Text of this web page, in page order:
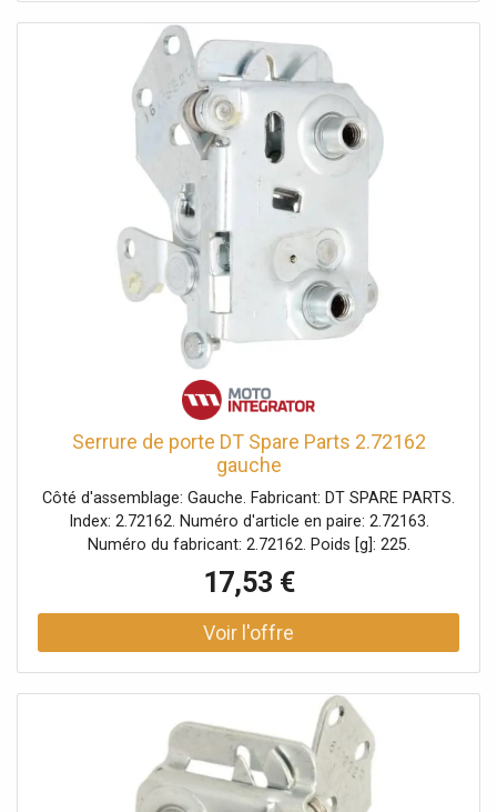
Serrure de porte DT Spare Parts 2.72162
gauche
Côté d'assemblage: Gauche. Fabricant: DT SPARE PARTS.
Index: 2.72162. Numéro d'article en paire: 2.72163.
Numéro du fabricant: 2.72162. Poids [g]: 225.
17,53 €